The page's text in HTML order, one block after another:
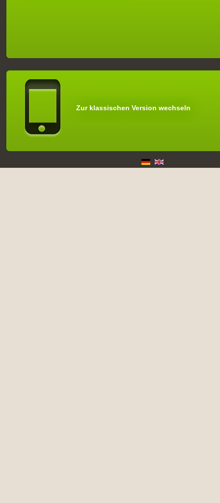
Zur klassischen Version wechseln